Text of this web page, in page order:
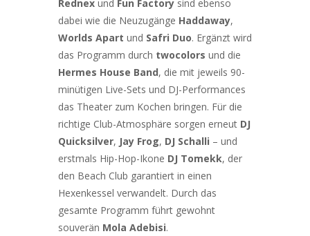
Rednex und Fun Factory sind ebenso
dabei wie die Neuzugänge Haddaway,
Worlds Apart und Safri Duo. Ergänzt wird
das Programm durch twocolors und die
Hermes House Band, die mit jeweils 90-
minütigen Live-Sets und DJ-Performances
das Theater zum Kochen bringen. Für die
richtige Club-Atmosphäre sorgen erneut DJ
Quicksilver, Jay Frog, DJ Schalli – und
erstmals Hip-Hop-Ikone DJ Tomekk, der
den Beach Club garantiert in einen
Hexenkessel verwandelt. Durch das
gesamte Programm führt gewohnt
souverän Mola Adebisi.